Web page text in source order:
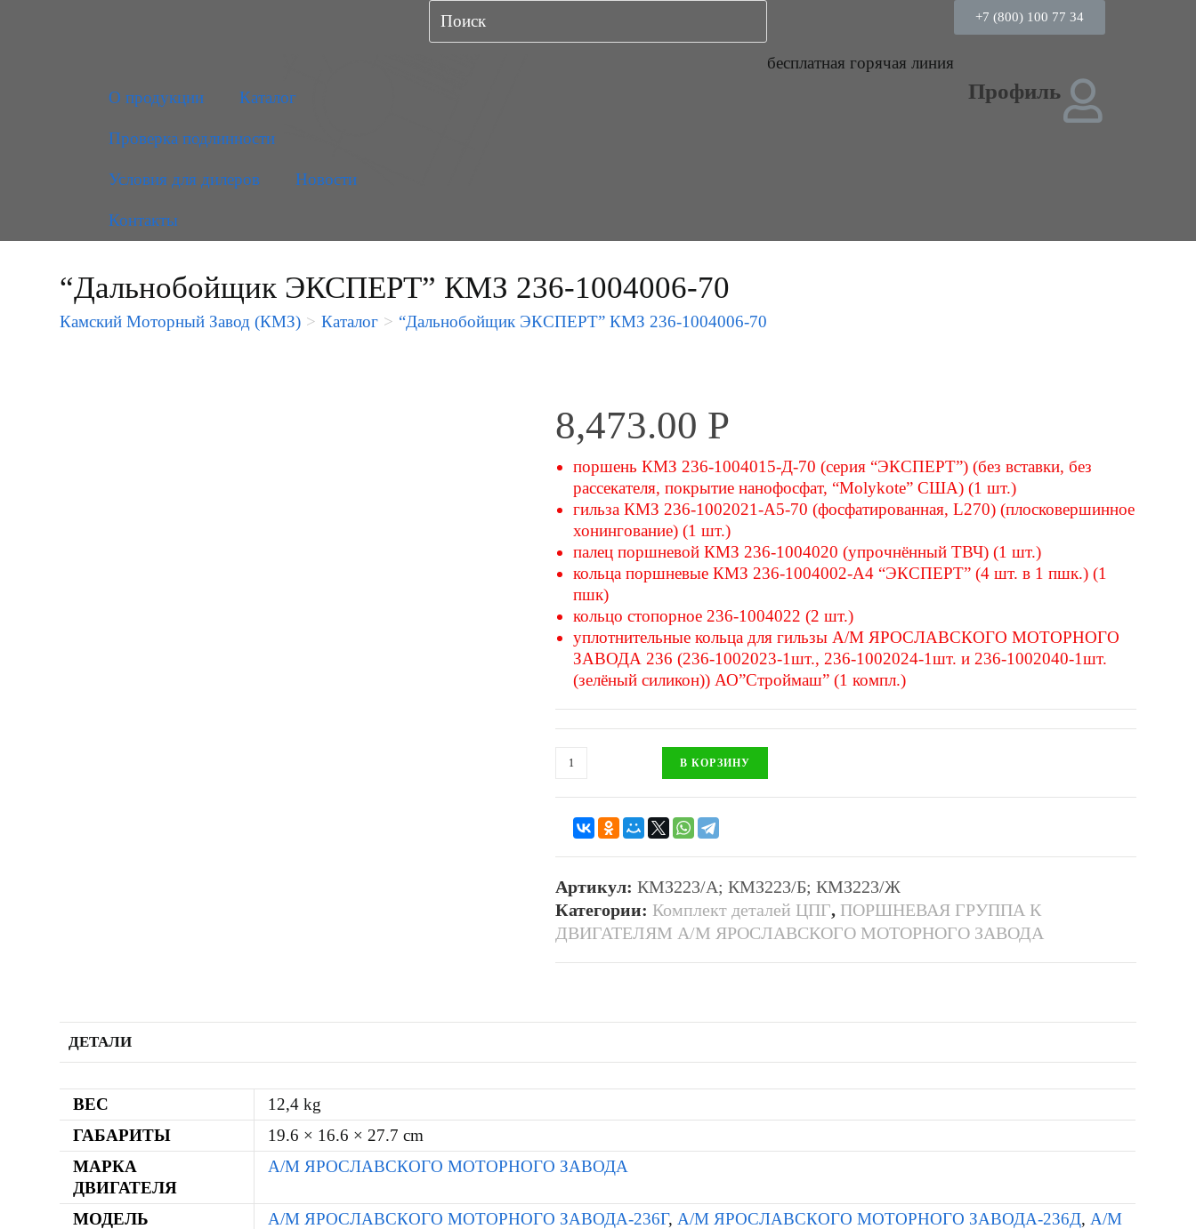
+7 (800) 100 77 34
бесплатная горячая линия
О продукции
Каталог
Проверка подлинности
Условия для дилеров Новости
Контакты
Профиль
“Дальнобойщик ЭКСПЕРТ” КМЗ 236-1004006-70
Камский Моторный Завод (КМЗ) > Каталог > “Дальнобойщик ЭКСПЕРТ” КМЗ 236-1004006-70
8,473.00 Р
поршень КМЗ 236-1004015-Д-70 (серия “ЭКСПЕРТ”) (без вставки, без
рассекателя, покрытие нанофосфат, “Molykote” США) (1 шт.)
гильза КМЗ 236-1002021-А5-70 (фосфатированная, L270) (плосковершинное
хонингование) (1 шт.)
палец поршневой КМЗ 236-1004020 (упрочнённый ТВЧ) (1 шт.)
кольца поршневые КМЗ 236-1004002-А4 “ЭКСПЕРТ” (4 шт. в 1 пшк.) (1
пшк)
кольцо стопорное 236-1004022 (2 шт.)
уплотнительные кольца для гильзы А/М ЯРОСЛАВСКОГО МОТОРНОГО
ЗАВОДА 236 (236-1002023-1шт., 236-1002024-1шт. и 236-1002040-1шт.
(зелёный силикон)) АО”Строймаш” (1 компл.)
В КОРЗИНУ
Артикул: КМЗ223/А; КМЗ223/Б; КМЗ223/Ж
Категории: Комплект деталей ЦПГ, ПОРШНЕВАЯ ГРУППА К
ДВИГАТЕЛЯМ А/М ЯРОСЛАВСКОГО МОТОРНОГО ЗАВОДА
ДЕТАЛИ
ВЕС
12,4 kg
ГАБАРИТЫ
19.6 × 16.6 × 27.7 cm
МАРКА
ДВИГАТЕЛЯ
А/М ЯРОСЛАВСКОГО МОТОРНОГО ЗАВОДА
МОДЕЛЬ
А/М ЯРОСЛАВСКОГО МОТОРНОГО ЗАВОДА-236Г, А/М ЯРОСЛАВСКОГО МОТОРНОГО ЗАВОДА-236Д, А/М